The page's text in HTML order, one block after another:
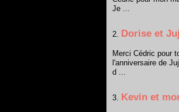
Je ...
2. Dorise et
Merci Cédric pour
l'anniversaire de
d ...
3. Kevin et